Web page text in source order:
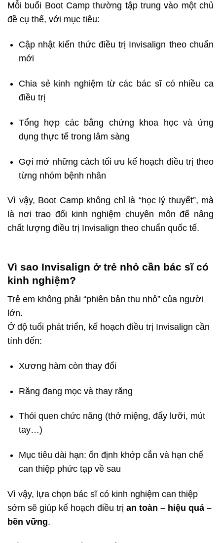
Mỗi buổi Boot Camp thường tập trung vào một chủ
đề cụ thể, với mục tiêu:
Cập nhật kiến thức điều trị Invisalign theo chuẩn
mới
Chia sẻ kinh nghiệm từ các bác sĩ có nhiều ca
điều trị
Tổng hợp các bằng chứng khoa học và ứng
dụng thực tế trong lâm sàng
Gợi mở những cách tối ưu kế hoạch điều trị theo
từng nhóm bệnh nhân
Vì vậy, Boot Camp không chỉ là “học lý thuyết”, mà
là nơi trao đổi kinh nghiệm chuyên môn để nâng
chất lượng điều trị Invisalign theo chuẩn quốc tế.
Vì sao Invisalign ở trẻ nhỏ cần bác sĩ có
kinh nghiệm?
Trẻ em không phải “phiên bản thu nhỏ” của người
lớn.
Ở độ tuổi phát triển, kế hoạch điều trị Invisalign cần
tính đến:
Xương hàm còn thay đổi
Răng đang mọc và thay răng
Thói quen chức năng (thở miệng, đẩy lưỡi, mút
tay…)
Mục tiêu dài hạn: ổn định khớp cắn và hạn chế
can thiệp phức tạp về sau
Vì vậy, lựa chọn bác sĩ có kinh nghiệm can thiệp
sớm sẽ giúp kế hoạch điều trị an toàn – hiệu quả –
bền vững.